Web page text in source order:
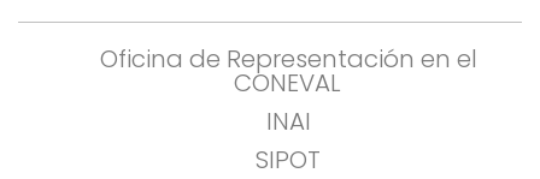
Oficina de Representación en el
CONEVAL
INAI
SIPOT